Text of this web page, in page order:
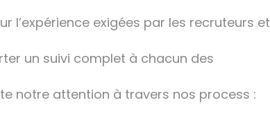
l’expérience exigées par les recruteurs et
un suivi complet à chacun des
notre attention à travers nos process :